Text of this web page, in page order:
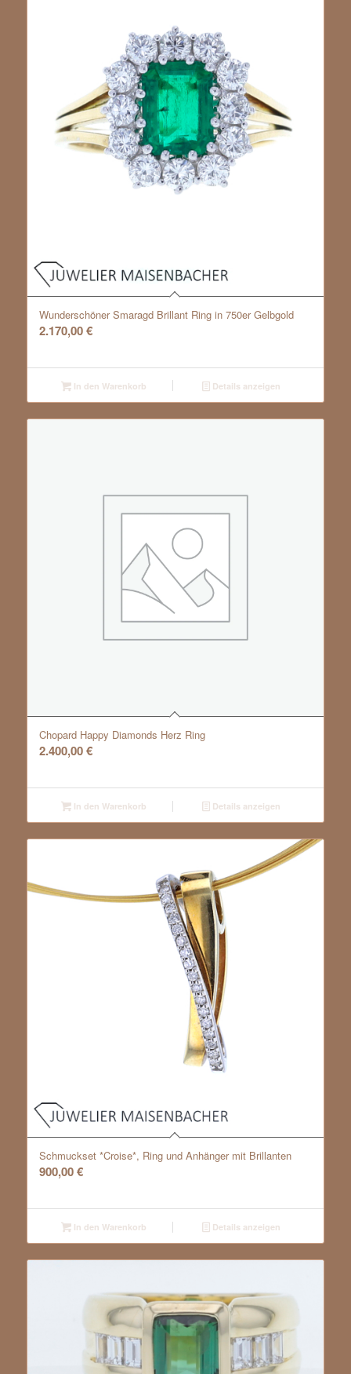
Wunderschöner Smaragd Brillant Ring in 750er Gelbgold
2.170,00€
In den Warenkorb Details anzeigen
Chopard Happy Diamonds Herz Ring
2.400,00€
In den Warenkorb Details anzeigen
Schmuckset *Croise*, Ring und Anhänger mit Brillanten
900,00€
In den Warenkorb Details anzeigen